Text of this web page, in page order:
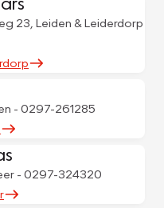
23, Leiden & Leiderdorp
- 0297-261285
- 0297-324320